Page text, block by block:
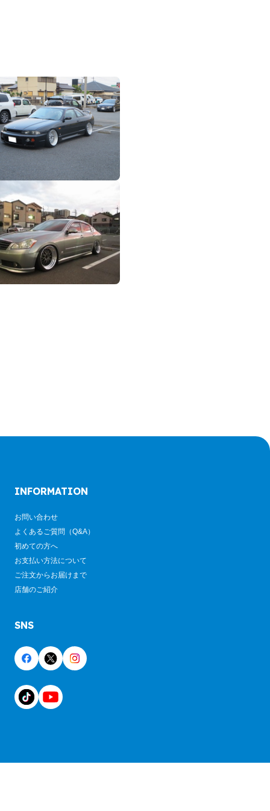
INFORMATION
お問い合わせ
よくあるご質問（Q&A）
初めての方へ
お支払い方法について
ご注文からお届けまで
店舗のご紹介
SNS